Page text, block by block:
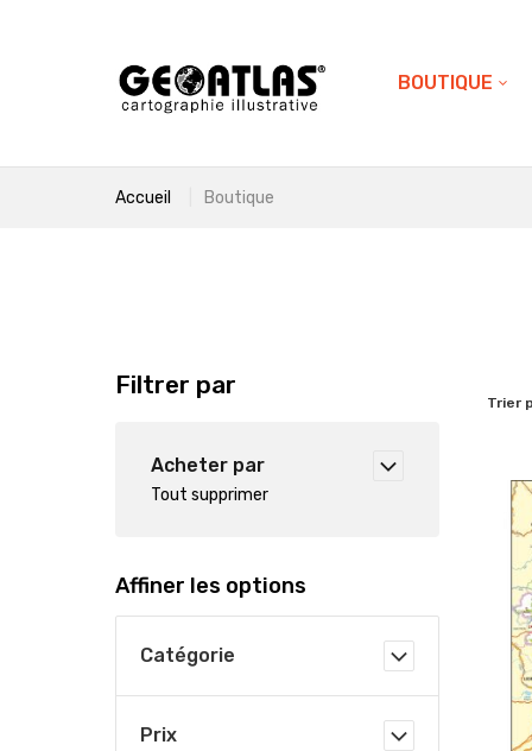
BOUTIQUE
Accueil Boutique
Trier
Filtrer par
Acheter par
Tout supprimer
Affiner les options
Catégorie
Prix